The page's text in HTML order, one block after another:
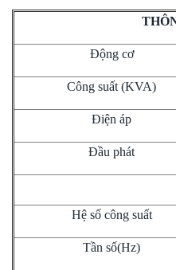
Động cơ
Công suất (KVA)
Điện áp
Đầu phát
Hệ số công suất
Tần số(Hz)